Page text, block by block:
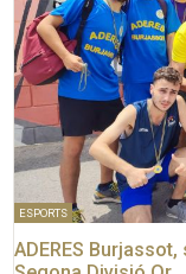
ESPORTS
ADERES